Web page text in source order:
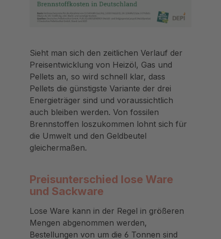
Sieht man sich den zeitlichen Verlauf der
Preisentwicklung von Heizöl, Gas und
Pellets an, so wird schnell klar, dass
Pellets die günstigste Variante der drei
Energieträger sind und voraussichtlich
auch bleiben werden. Von fossilen
Brennstoffen loszukommen lohnt sich für
die Umwelt und den Geldbeutel
gleichermaßen.
Preisunterschied lose Ware
und Sackware
Lose Ware kann in der Regel in größeren
Mengen abgenommen werden,
Bestellungen von um die 6 Tonnen sind